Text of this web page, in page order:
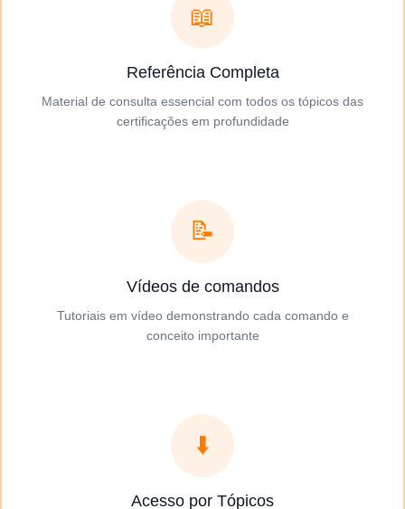
📖
Referência Completa
Material de consulta essencial com todos os tópicos das
certificações em profundidade
📝
Vídeos de comandos
Tutoriais em vídeo demonstrando cada comando e
conceito importante
⬇️
Acesso por Tópicos